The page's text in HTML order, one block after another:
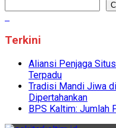
Terkini
Aliansi Penjaga
Terpadu
Tradisi Mandi Jiwa
Dipertahankan
BPS Kaltim: Jumlah